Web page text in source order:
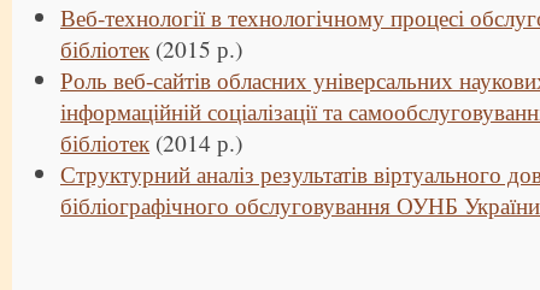
Веб-технології в технологічному процесі
бібліотек (2015 р.)
Роль веб-сайтів обласних універсальних
інформаційній соціалізації та
бібліотек (2014 р.)
Структурний аналіз результатів віртуального
бібліографічного обслуговування ОУНБ України